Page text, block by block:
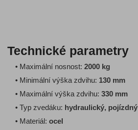
Technické parametry
• Maximální nosnost: 2000 kg
• Minimální výška zdvihu: 130 mm
• Maximální výška zdvihu: 330 mm
• Typ zvedáku: hydraulický, pojízdný
• Materiál: ocel